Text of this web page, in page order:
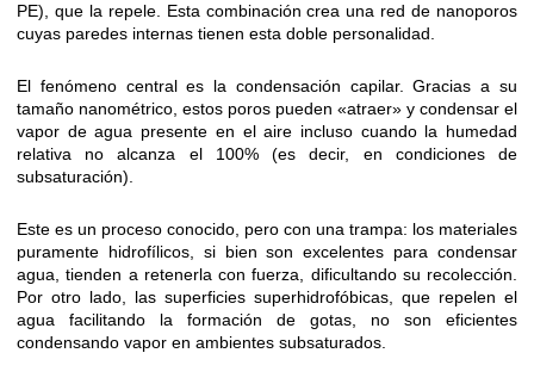
PE), que la repele. Esta combinación crea una red de nanoporos
cuyas paredes internas tienen esta doble personalidad.
El fenómeno central es la condensación capilar. Gracias a su
tamaño nanométrico, estos poros pueden «atraer» y condensar el
vapor de agua presente en el aire incluso cuando la humedad
relativa no alcanza el 100% (es decir, en condiciones de
subsaturación).
Este es un proceso conocido, pero con una trampa: los materiales
puramente hidrofílicos, si bien son excelentes para condensar
agua, tienden a retenerla con fuerza, dificultando su recolección.
Por otro lado, las superficies superhidrofóbicas, que repelen el
agua facilitando la formación de gotas, no son eficientes
condensando vapor en ambientes subsaturados.